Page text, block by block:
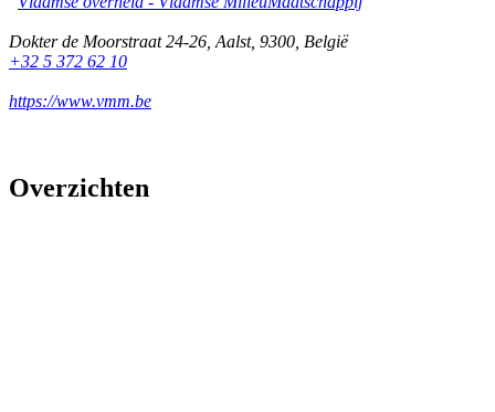
Dokter de Moorstraat 24-26 Aalst, 9300 België
+32 5 372 62 10
https://www.vmm.be
Overzichten